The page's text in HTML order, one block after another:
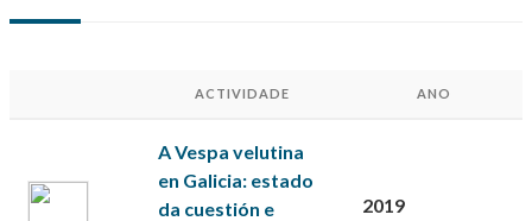
ACTIVIDADE ANO
A Vespa velutina
en Galicia: estado
da cuestión e
2019